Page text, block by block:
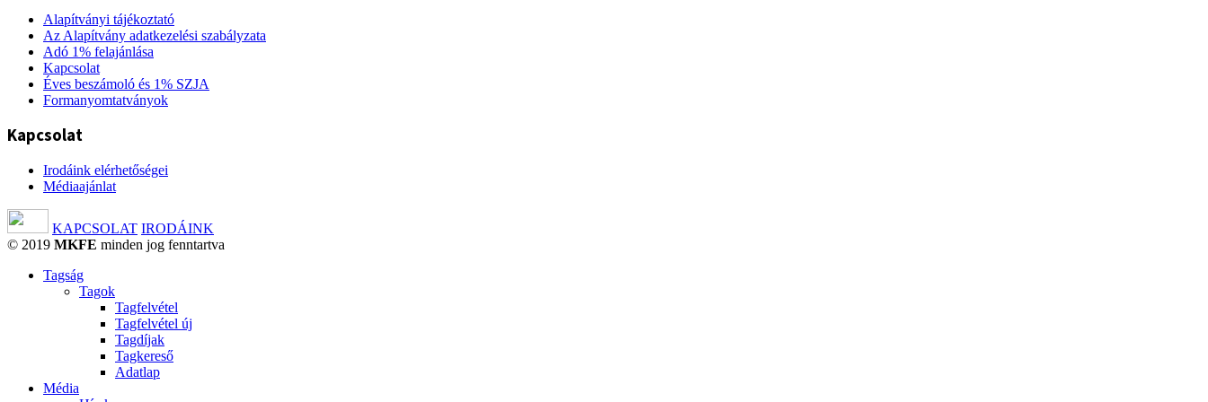
Alapítványi tájékoztató
Az Alapítvány adatkezelési szabályzata
Adó 1% felajánlása
Kapcsolat
Éves beszámoló és 1% SZJA
Formanyomtatványok
Kapcsolat
Irodáink elérhetőségei
Médiaajánlat
KAPCSOLAT IRODÁINK
© 2019 MKFE minden jog fenntartva
Tagság
Tagok
Tagfelvétel
Tagfelvétel új
Tagdíjak
Tagkereső
Adatlap
Média